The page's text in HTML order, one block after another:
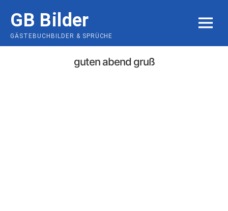
content
GB Bilder
GÄSTEBUCHBILDER & SPRÜCHE
MENU
guten abend gruß